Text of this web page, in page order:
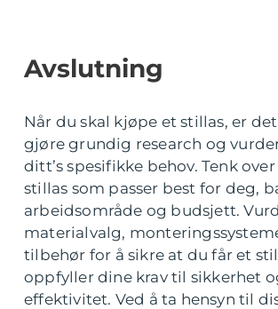
Avslutning
Når du skal kjøpe et stillas, er
gjøre grundig research og
ditt’s spesifikke behov. Tenk
stillas som passer best for deg,
arbeidsområde og budsjett.
materialvalg,
tilbehør for å sikre at du får et
oppfyller dine krav til sikkerhet
effektivitet. Ved å ta hensyn til